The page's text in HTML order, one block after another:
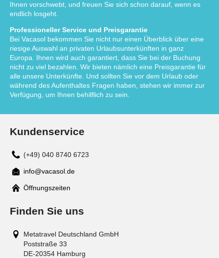
Ihnen vorschwebt, und freuen Sie sich schon darauf, wenn es
endlich losgeht.
Professioneller Service und Preisgarantie
Bei Vacasol bekommen Sie nicht nur einen Überblick über eine
riesige Auswahl an privaten Urlaubsunterkünften in ganz
Europa. Ihnen wird auch garantiert, dass Sie bei der Buchung
nicht zu viel bezahlen. Wir bieten nämlich eine Preisgarantie für
alle unsere Unterkünfte. Und sollten Sie vor dem Urlaub oder
während des Aufenthaltes Fragen haben, stehen wir immer zur
Verfügung, um Ihnen behilflich zu sein.
Kundenservice
(+49) 040 8740 6723
Mail
info@vacasol.de
Öffnungszeiten
Finden Sie uns
Metatravel Deutschland GmbH
Poststraße 33
DE-20354 Hamburg